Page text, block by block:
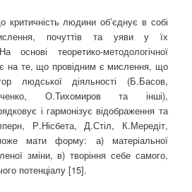
людини об’єднує в собі
почуттів та уяви у їх
основі теоретико-методологічної
на те, що провідним є мислення, що
людської діяльності (Б.Басов,
О.Тихомиров та інші),
і гармонізує відображення та
Р.Нісбета, Д.Стіл, К.Мередіт,
мати форму: а) матеріальної
зміни, в) творіння себе самого,
потенціалу [15].